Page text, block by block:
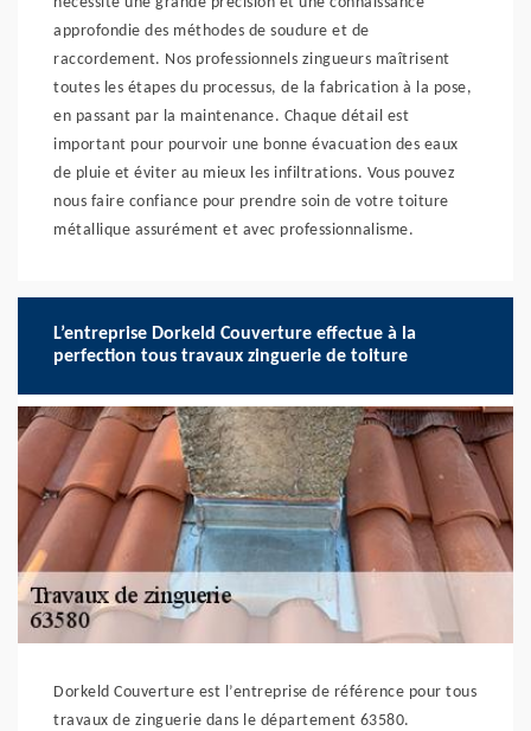
approfondie des méthodes de soudure et de
raccordement. Nos professionnels zingueurs maîtrisent
toutes les étapes du processus, de la fabrication à la pose,
en passant par la maintenance. Chaque détail est
important pour pourvoir une bonne évacuation des eaux
de pluie et éviter au mieux les infiltrations. Vous pouvez
nous faire confiance pour prendre soin de votre toiture
métallique assurément et avec professionnalisme.
L’entreprise Dorkeld Couverture effectue à la
perfection tous travaux zinguerie de toiture
Dorkeld Couverture est l’entreprise de référence pour tous
travaux de zinguerie dans le département 63580.